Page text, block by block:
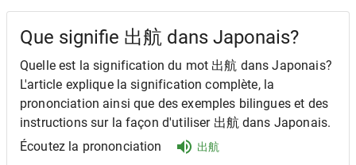
Que signifie 出航 dans Japonais?
Quelle est la signification du mot 出航 dans Japonais?
L'article explique la signification complète, la
prononciation ainsi que des exemples bilingues et des
instructions sur la façon d'utiliser 出航 dans Japonais.
Écoutez la prononciation
出航